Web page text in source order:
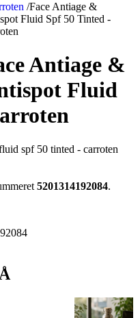
/Face Antiage &
Fluid Spf 50 Tinted -
Antiage &
Fluid
spf 50 tinted - carroten
5201314192084.